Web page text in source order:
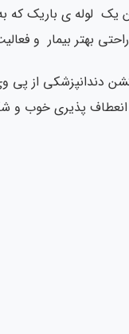
یک لوله ی باریک که
بهتر بیمار و
دندانپزشکی از پی
پذیری خوب و